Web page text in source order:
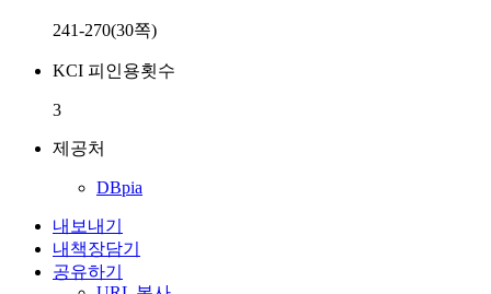
241-270(30쪽)
KCI 피인용횟수
3
제공처
DBpia
내보내기
내책장담기
공유하기